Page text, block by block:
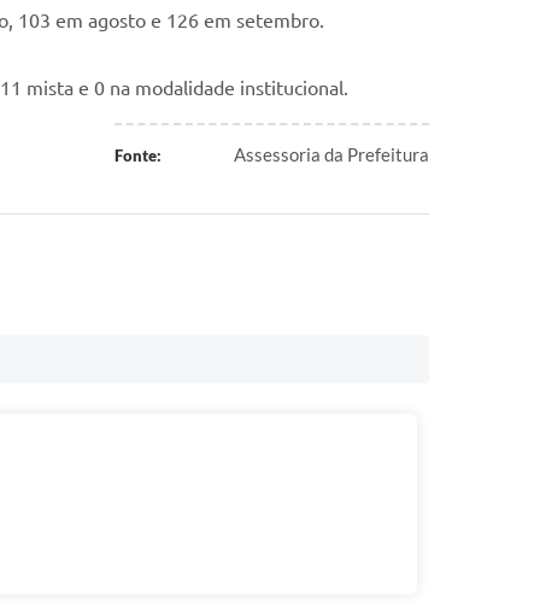
103 em agosto e 126 em setembro.
mista e 0 na modalidade institucional.
Fonte: Assessoria da Prefeitura